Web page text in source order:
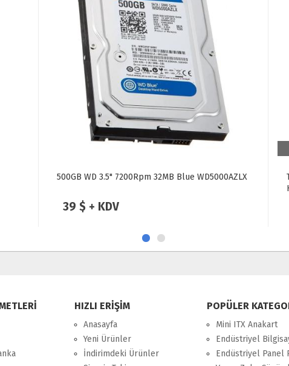
500GB WD 3.5" 7200Rpm 32MB Blue WD5000AZLX
39 $ + KDV
HIZLI ERİŞİM
Anasayfa
Yeni Ürünler
İndirimdeki Ürünler
POPÜLER
Mini ITX Anakart
Endüstriyel
Endüstriyel Panel